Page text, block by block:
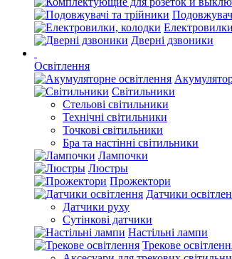
Дверні дзвоники
Освітлення
Світильники
Стельові світильники
Технічні світильники
Точкові світильники
Бра та настінні світильники
Лампочки
Люстры
Прожектори
Датчики
Датчики руху
Сутінкові датчики
Настільні лампи
Трекове